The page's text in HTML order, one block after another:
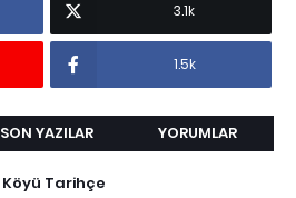
3.1k
1.5k
SON YAZILAR YORUMLAR
Köyü Tarihçe